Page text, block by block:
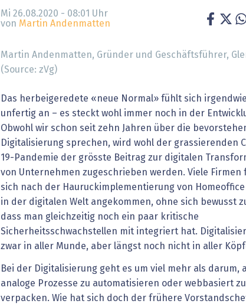
» alle News Gesundheit wird digital
XaaS, Managed Services
Digital Banking
» alle Dossiers
Mi 26.08.2020 - 08:01 Uhr
von Martin Andenmatten
Martin Andenmatten, Gründer und Geschäftsführer,
(Source: zVg)
Das herbeigeredete «neue Normal» fühlt sich irgendwie
unfertig an – es steckt wohl immer noch in der
Obwohl wir schon seit zehn Jahren über die
Digitalisierung sprechen, wird wohl der grassierenden
19-Pandemie der grösste Beitrag zur digitalen
von Unternehmen zugeschrieben werden. Viele Firmen
sich nach der Hauruckimplementierung von
in der digitalen Welt angekommen, ohne sich bewusst
dass man gleichzeitig noch ein paar kritische
Sicherheitsschwachstellen mit integriert hat.
zwar in aller Munde, aber längst noch nicht in aller
Bei der Digitalisierung geht es um viel mehr als darum,
analoge Prozesse zu automatisieren oder webbasiert zu
verpacken. Wie hat sich doch der frühere